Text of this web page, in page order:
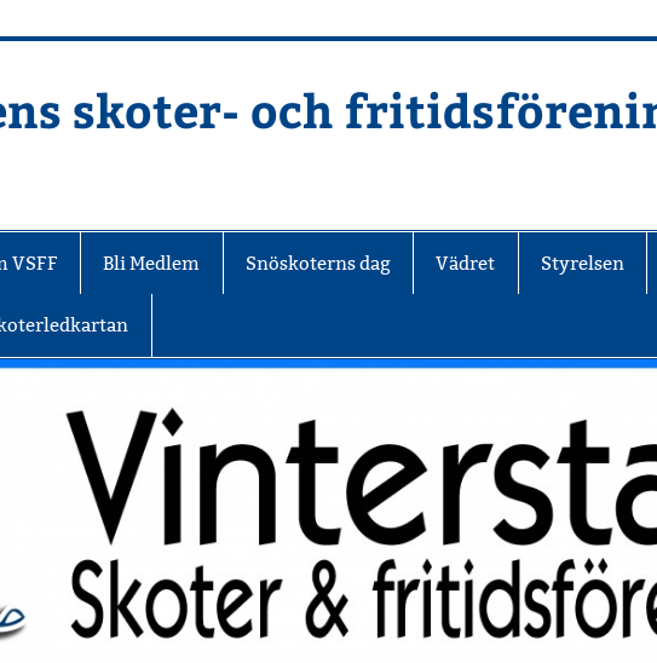
skoter- och
VSFF Bli Medlem Snöskoterns dag Vädret Styrelsen